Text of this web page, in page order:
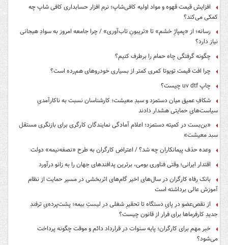
افزایش قیمت قهوه و مواد اولیه کافی‌شاپ؛ نرم افزار حسابداری کافی شاپ چه
کمکی می‌کند؟
رسانه؛ از «پمپاژِ خشم» تا «تریبونِ تاب‌آوری» / چرا جامعه امروز به سوادِ هیجانی
نیاز دارد؟
چگونه گرفتگی چاه حمام را برطرف کنیم؟
چرا افت قیمت تویوتا کمری کمتر از بسیاری خودروهای هم‌رده است؟
چاپ uv dtf چیست؟
شکافِ عمیق میان دستمزد و سبدِ معیشت؛ کارشناسان نسبت به ناکارآمدیِ
سیاست‌هایِ حمایتی هشدار دادند
«بن‌بست در کمیته دستمزد؛ اعلام آمادگی نمایندگان کارگری برای بازنگری مستقل
سبد معیشت»
وعده حذف پیمانکاران چه شد؟ / اعتراض کارگران به طرح «نصفه‌نیمه» دولت
اقتدار ایرانی؛ وقتی فناوری بومی، برترین پدافندهای جهان را به زانو درآورد
بانک رفاه کارگران در سال‌های اخیر گام‌های اثربخشی در مسیر حمایت از نظام
آموزش عالی برداشته است
از نقص‌عضو در پایِ دستگاه تا تحقیرِ شغلی در لیستِ بیمه؛ پشت‌پرده‌یِ ترفندِ
جدیدِ کارفرماها برای فرار از قانون چیست؟
خبر مهم برای کارگران؛ پایه سنوات در قرارداد دائم و موقت چگونه پرداخت
می‌شود؟